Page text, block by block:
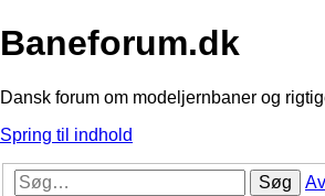
Baneforum.dk
Dansk forum om modeljernbaner og
Spring til indhold
Søg